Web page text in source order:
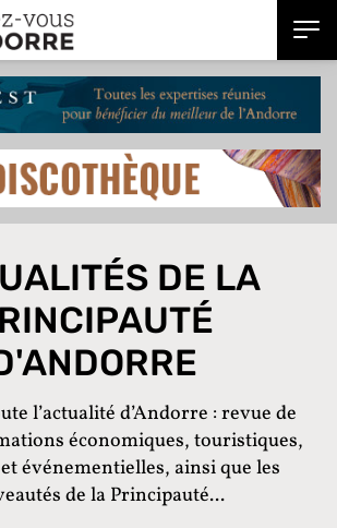
DE LA
l’actualité d’Andorre : revue de
économiques, touristiques,
événementielles, ainsi que les
de la Principauté...